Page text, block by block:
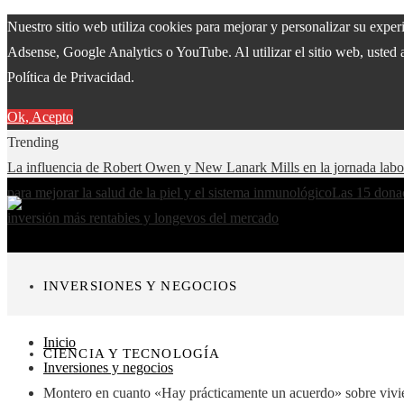
Nuestro sitio web utiliza cookies para mejorar y personalizar su
Adsense, Google Analytics o YouTube. Al utilizar el sitio web, usted
Política de Privacidad.
Ok, Acepto
Trending
La influencia de Robert Owen y New Lanark Mills en la jornada
para mejorar la salud de la piel y el sistema inmunológicoLas 15
inversión más rentables y longevos del mercado
INVERSIONES Y NEGOCIOS
CIENCIA Y TECNOLOGÍA
Inicio
Inversiones y negocios
Montero en cuanto «Hay prácticamente un acuerdo» sobre